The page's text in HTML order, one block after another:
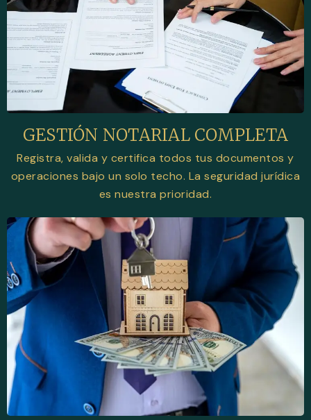
GESTIÓN NOTARIAL COMPLETA
Registra, valida y certifica todos tus documentos y
operaciones bajo un solo techo. La seguridad jurídica
es nuestra prioridad.